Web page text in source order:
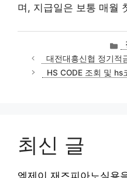
며, 지급일은 보통 매월
대전대흥신협 정기적
HS CODE 조회 및 hs
최신 글
엠제이 재즈피아노실용